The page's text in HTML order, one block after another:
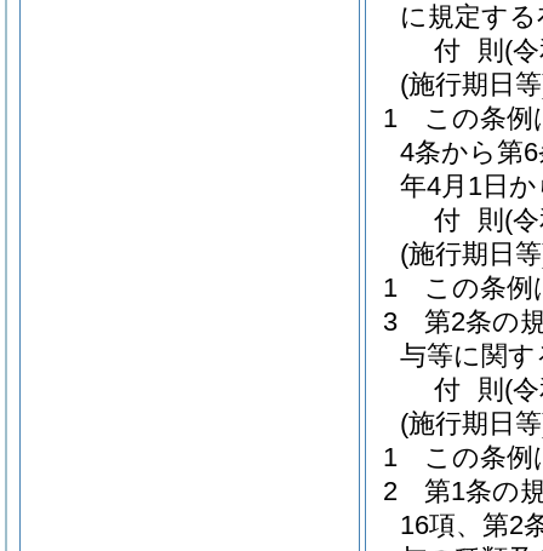
に規定す
付 則 (
(施行期日
1
この条例
4条から第
年4月1日
付 則 (
(施行期日
1
この条例
3
第2条の
与等に関
付 則 (
(施行期日
1
この条例
2
第1条の
16項、第2